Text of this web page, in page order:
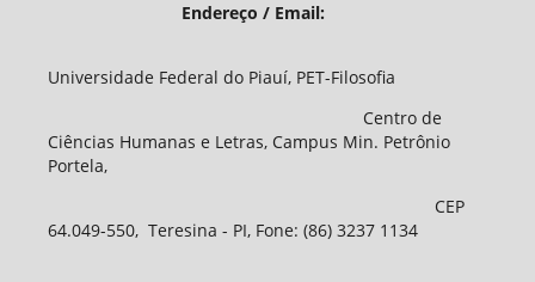
Endereço / Email:
Universidade Federal do Piauí, PET-Filosofia
Centro de
Ciências Humanas e Letras, Campus Min. Petrônio
Portela,
CEP
64.049-550, Teresina - PI, Fone: (86) 3237 1134